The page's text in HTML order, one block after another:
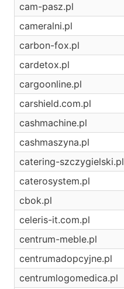
cam-pasz.pl
cameralni.pl
carbon-fox.pl
cardetox.pl
cargoonline.pl
carshield.com.pl
cashmachine.pl
cashmaszyna.pl
catering-szczygielski.pl
caterosystem.pl
cbok.pl
celeris-it.com.pl
centrum-meble.pl
centrumadopcyjne.pl
centrumlogomedica.pl